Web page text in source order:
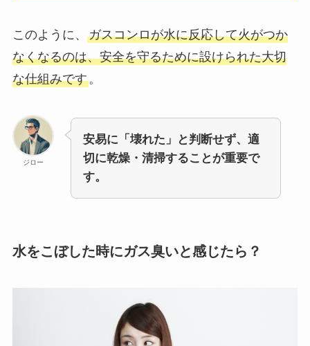
このように、 ガスコンロが水に反応して火がつか
なくなるのは、安全を守るために設けられた大切
な仕組みです。
ジロー
安易に「壊れた」と判断せず、適
切に乾燥・清掃することが重要で
す。
水をこぼした時にガス臭いと感じたら？